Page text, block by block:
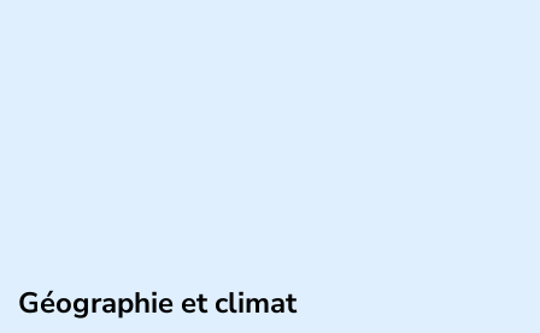
Géographie et climat